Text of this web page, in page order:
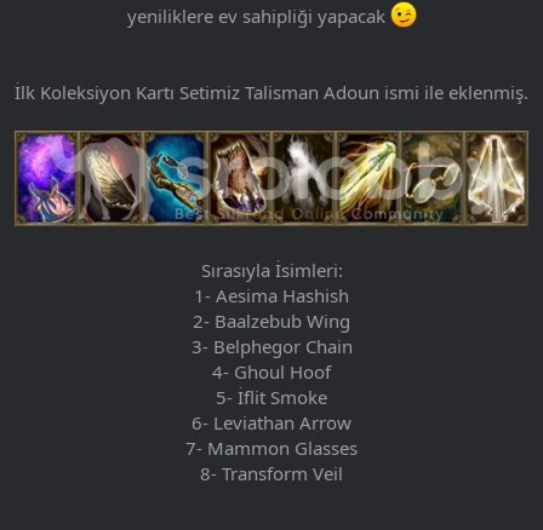
yeniliklere ev sahipliği yapacak
İlk Koleksiyon Kartı Setimiz Talisman Adoun ismi ile eklenmiş.
Sırasıyla İsimleri:
1- Aesima Hashish
2- Baalzebub Wing
3- Belphegor Chain
4- Ghoul Hoof
5- İflit Smoke
6- Leviathan Arrow
7- Mammon Glasses
8- Transform Veil